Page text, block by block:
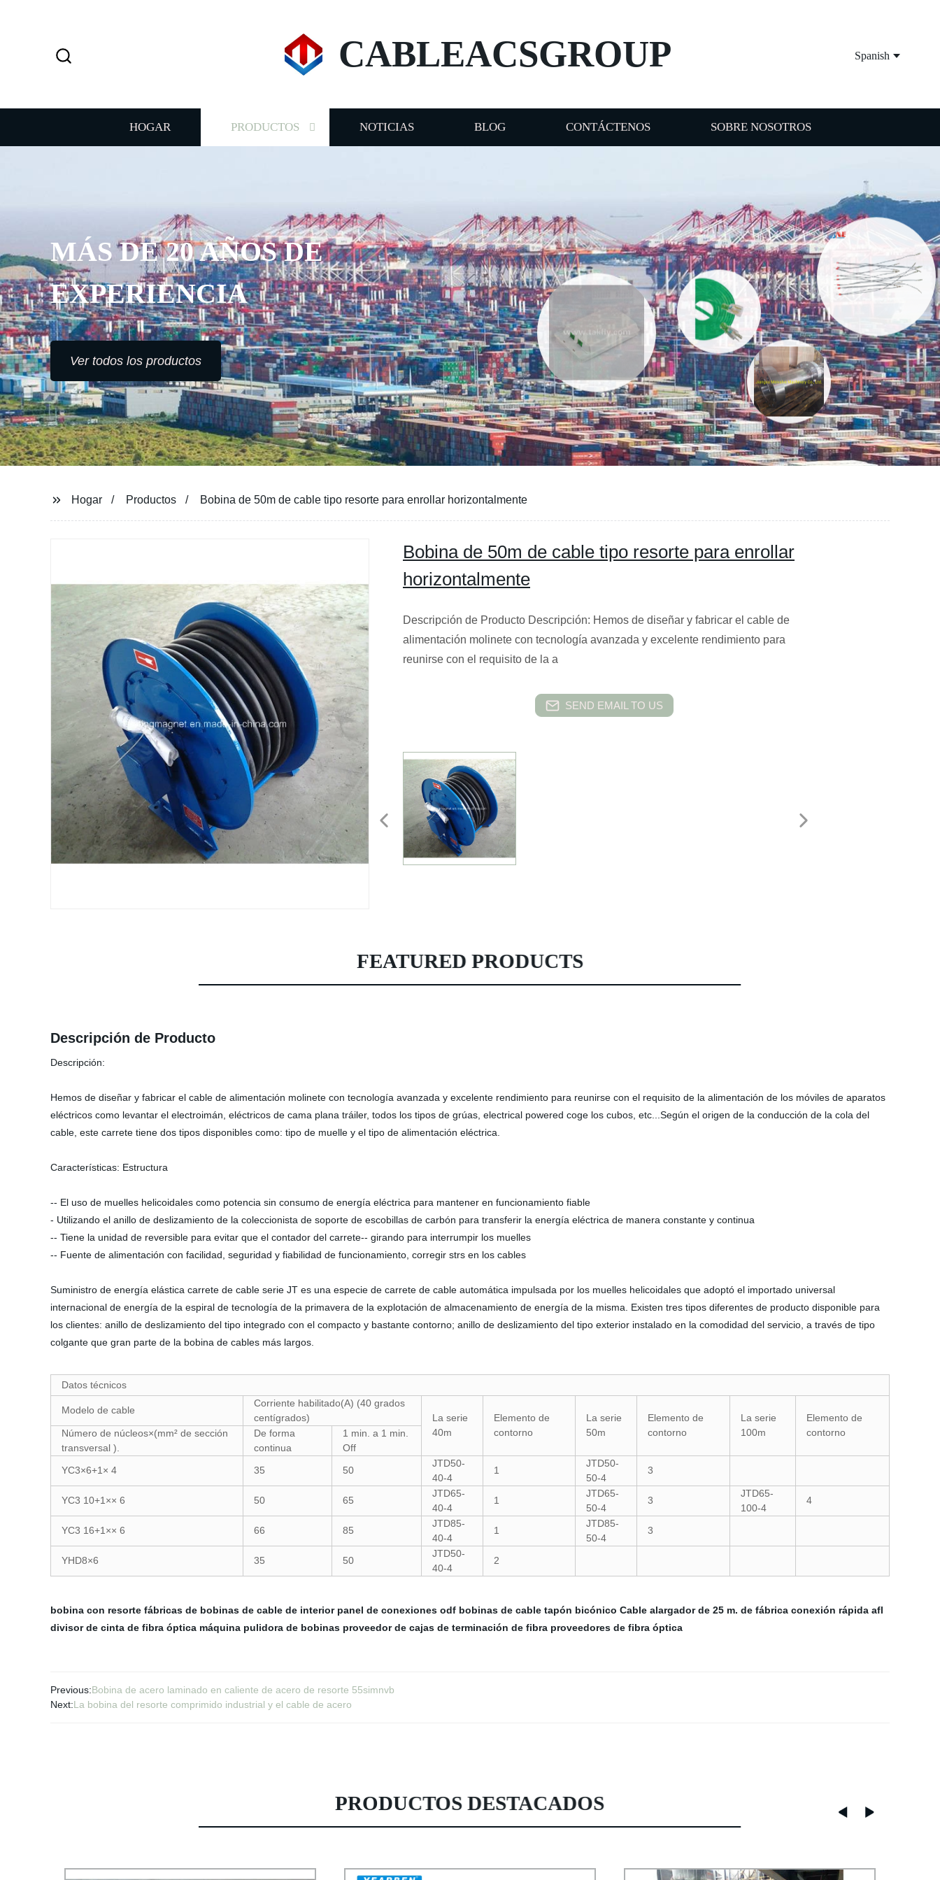
CABLEACSGROUP Spanish
HOGAR PRODUCTOS NOTICIAS BLOG CONTÁCTENOS SOBRE NOSOTROS
MÁS DE 20 AÑOS DE
EXPERIENCIA
Ver todos los productos
Hogar Productos Bobina de 50m de cable tipo resorte para enrollar horizontalmente
Bobina de 50m de cable tipo resorte para enrollar
horizontalmente
Descripción de Producto Descripción: Hemos de diseñar y fabricar el cable de
alimentación molinete con tecnología avanzada y excelente rendimiento para
reunirse con el requisito de la a
SEND EMAIL TO US
FEATURED PRODUCTS
Descripción de Producto
Descripción:
Hemos de diseñar y fabricar el cable de alimentación molinete con tecnología avanzada y excelente rendimiento para reunirse con el requisito de la alimentación de los móviles de aparatos
eléctricos como levantar el electroimán, eléctricos de cama plana tráiler, todos los tipos de grúas, electrical powered coge los cubos, etc...Según el origen de la conducción de la cola del
cable, este carrete tiene dos tipos disponibles como: tipo de muelle y el tipo de alimentación eléctrica.
Características: Estructura
-- El uso de muelles helicoidales como potencia sin consumo de energía eléctrica para mantener en funcionamiento fiable
- Utilizando el anillo de deslizamiento de la coleccionista de soporte de escobillas de carbón para transferir la energía eléctrica de manera constante y continua
-- Tiene la unidad de reversible para evitar que el contador del carrete-- girando para interrumpir los muelles
-- Fuente de alimentación con facilidad, seguridad y fiabilidad de funcionamiento, corregir strs en los cables
Suministro de energía elástica carrete de cable serie JT es una especie de carrete de cable automática impulsada por los muelles helicoidales que adoptó el importado universal
internacional de energía de la espiral de tecnología de la primavera de la explotación de almacenamiento de energía de la misma. Existen tres tipos diferentes de producto disponible para
los clientes: anillo de deslizamiento del tipo integrado con el compacto y bastante contorno; anillo de deslizamiento del tipo exterior instalado en la comodidad del servicio, a través de tipo
colgante que gran parte de la bobina de cables más largos.
Datos técnicos
Modelo de cable
Corriente habilitado(A) (40 grados
centígrados)
La serie
40m
Elemento de
contorno
La serie
50m
Elemento de
contorno
La serie
100m
Elemento de
contorno
Número de núcleos×(mm² de sección
transversal ).
De forma
continua
1 min. a 1 min.
Off
YC3×6+1× 4
35 50
JTD50-
40-4
1
JTD50-
50-4
3
YC3 10+1×× 6 50 65
JTD65-
40-4
1
JTD65-
50-4
3
JTD65-
100-4
4
YC3 16+1×× 6 66 85
JTD85-
40-4
1
JTD85-
50-4
3
YHD8×6 35 50
JTD50-
40-4
2
bobina con resorte fábricas de bobinas de cable de interior panel de conexiones odf bobinas de cable tapón bicónico Cable alargador de 25 m. de fábrica conexión rápida afl
divisor de cinta de fibra óptica máquina pulidora de bobinas proveedor de cajas de terminación de fibra proveedores de fibra óptica
Previous:Bobina de acero laminado en caliente de acero de resorte 55simnvb
Next:La bobina del resorte comprimido industrial y el cable de acero
PRODUCTOS DESTACADOS